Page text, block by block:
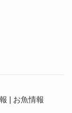
| お魚情報